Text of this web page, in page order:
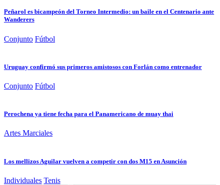
Peñarol es bicampeón del Torneo Intermedio: un baile en el Centenario ante
Wanderers
Conjunto Fútbol
Uruguay confirmó sus primeros amistosos con Forlán como entrenador
Conjunto Fútbol
Perochena ya tiene fecha para el Panamericano de muay thai
Artes Marciales
Los mellizos Aguilar vuelven a competir con dos M15 en Asunción
Individuales Tenis